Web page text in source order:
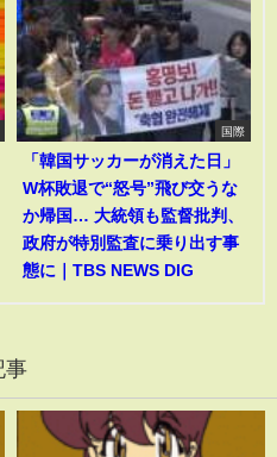
国際
「韓国サッカーが消えた日」
W杯敗退で“怒号”飛び交うな
か帰国… 大統領も監督批判、
政府が特別監査に乗り出す事
態に｜TBS NEWS DIG
事